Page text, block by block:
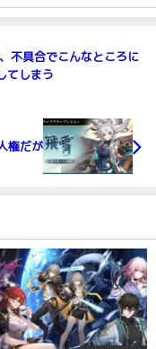
不具合でこんなところに
てしまう
権だが